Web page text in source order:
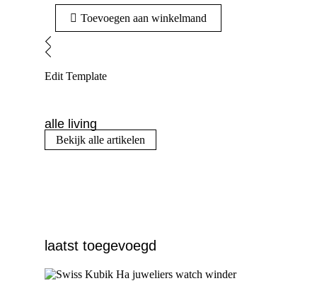
Toevoegen aan winkelmand
Edit Template
alle living
Bekijk alle artikelen
laatst toegevoegd